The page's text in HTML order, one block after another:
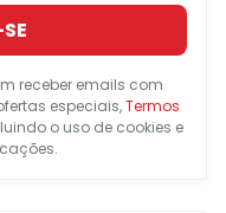
receber emails com
especiais,Termos
o uso de cookies e